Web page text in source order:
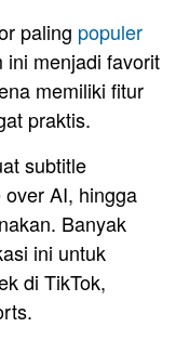
paling populer
ini menjadi favorit
memiliki fitur
praktis.
subtitle
AI, hingga
Banyak
ini untuk
di TikTok,